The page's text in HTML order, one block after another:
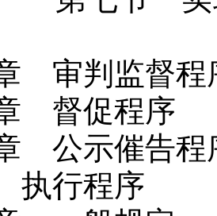
审判监督程
督促程序
公示催告程
执行程序